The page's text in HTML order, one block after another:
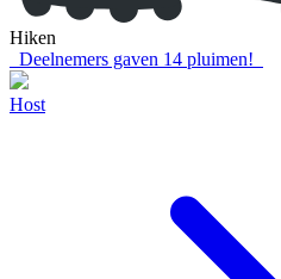
Hiken
Deelnemers gaven 14 pluimen!
Host